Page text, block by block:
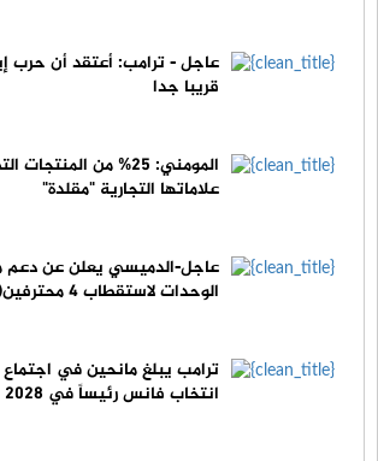
عاجل - ترامب: أعتقد أن حرب
قريبا جدا
المومني: 25% من
علاماتها التجارية "مقلدة"
عاجل-الدميسي يعلن عن دعم
الوحدات لاستقطاب 4 محترفين(فيديو)
ترامب يبلغ مانحين في
انتخاب فانس رئيساً في 2028